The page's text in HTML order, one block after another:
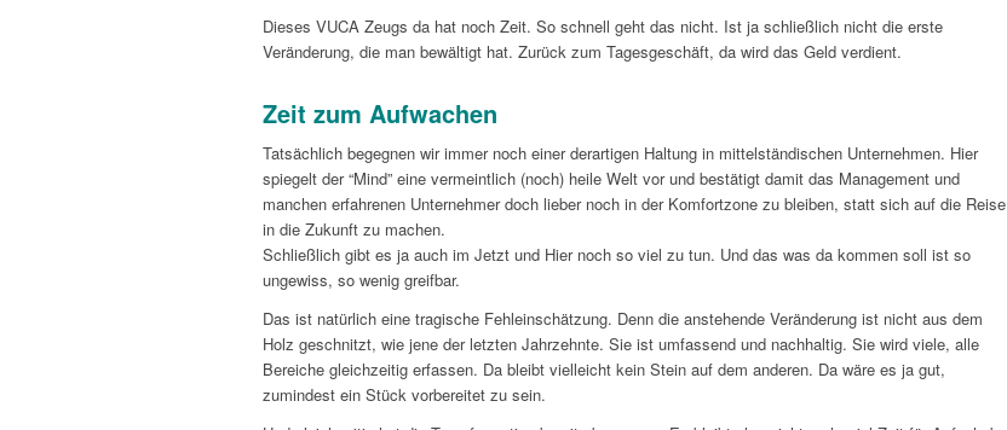
Dieses VUCA Zeugs da hat noch Zeit. So schnell geht das nicht. Ist ja schließlich nicht die erste
Veränderung, die man bewältigt hat. Zurück zum Tagesgeschäft, da wird das Geld verdient.
Zeit zum Aufwachen
Tatsächlich begegnen wir immer noch einer derartigen Haltung in mittelständischen Unternehmen. Hier
spiegelt der “Mind” eine vermeintlich (noch) heile Welt vor und bestätigt damit das Management und
manchen erfahrenen Unternehmer doch lieber noch in der Komfortzone zu bleiben, statt sich auf die Reise
in die Zukunft zu machen.
Schließlich gibt es ja auch im Jetzt und Hier noch so viel zu tun. Und das was da kommen soll ist so
ungewiss, so wenig greifbar.
Das ist natürlich eine tragische Fehleinschätzung. Denn die anstehende Veränderung ist nicht aus dem
Holz geschnitzt, wie jene der letzten Jahrzehnte. Sie ist umfassend und nachhaltig. Sie wird viele, alle
Bereiche gleichzeitig erfassen. Da bleibt vielleicht kein Stein auf dem anderen. Da wäre es ja gut,
zumindest ein Stück vorbereitet zu sein.